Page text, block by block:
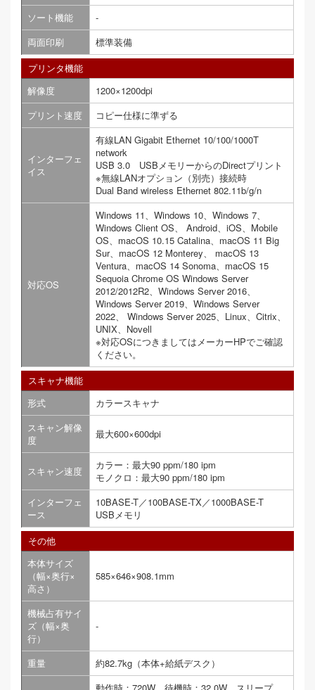
ソート機能
-
両面印刷
標準装備
プリンタ機能
解像度
1200×1200dpi
プリント速度
コピー仕様に準ずる
インターフェ
イス
有線LAN Gigabit Ethernet 10/100/1000T
network
USB 3.0 USBメモリーからのDirectプリント
※無線LANオプション（別売）接続時
Dual Band wireless Ethernet 802.11b/g/n
対応OS
Windows 11、Windows 10、Windows 7、
Windows Client OS、 Android、iOS、Mobile
OS、macOS 10.15 Catalina、macOS 11 Big
Sur、macOS 12 Monterey、 macOS 13
Ventura、macOS 14 Sonoma、macOS 15
Sequoia Chrome OS Windows Server
2012/2012R2、Windows Server 2016、
Windows Server 2019、Windows Server
2022、 Windows Server 2025、Linux、Citrix、
UNIX、Novell
※対応OSにつきましてはメーカーHPでご確認
ください。
スキャナ機能
形式
カラースキャナ
スキャン解像
度
最大600×600dpi
スキャン速度
カラー：最大90 ppm/180 ipm
モノクロ：最大90 ppm/180 ipm
インターフェ
ース
10BASE-T／100BASE-TX／1000BASE-T
USBメモリ
その他
本体サイズ
（幅×奥行×
高さ）
585×646×908.1mm
機械占有サイ
ズ（幅×奥
行）
-
重量 約82.7kg（本体+給紙デスク）